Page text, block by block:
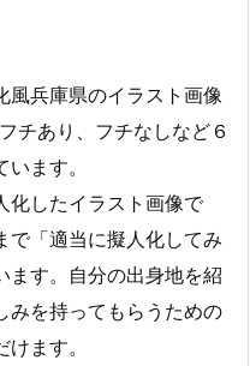
風兵庫県のイラスト画像
チあり、フチなしなど６
ます。
化したイラスト画像で
で「適当に擬人化してみ
ます。自分の出身地を紹
みを持ってもらうための
ます。